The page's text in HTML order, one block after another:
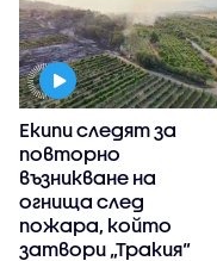
Екипи следят за
повторно
възникване на
огнища след
пожара, който
затвори „Тракия“